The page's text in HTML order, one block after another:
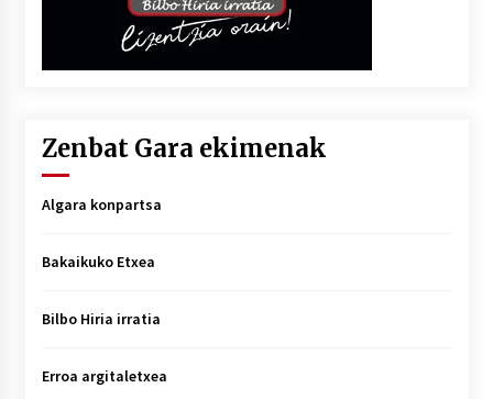
Zenbat Gara ekimenak
Algara konpartsa
Bakaikuko Etxea
Bilbo Hiria irratia
Erroa argitaletxea